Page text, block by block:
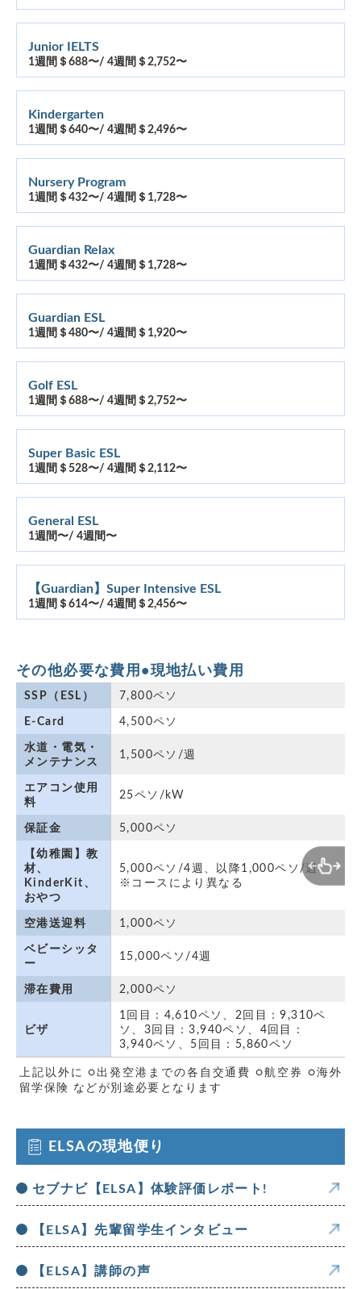
Junior IELTS
1週間＄688〜/ 4週間＄2,752〜
Kindergarten
1週間＄640〜/ 4週間＄2,496〜
Nursery Program
1週間＄432〜/ 4週間＄1,728〜
Guardian Relax
1週間＄432〜/ 4週間＄1,728〜
Guardian ESL
1週間＄480〜/ 4週間＄1,920〜
Golf ESL
1週間＄688〜/ 4週間＄2,752〜
Super Basic ESL
1週間＄528〜/ 4週間＄2,112〜
General ESL
1週間〜/ 4週間〜
【Guardian】Super Intensive ESL
1週間＄614〜/ 4週間＄2,456〜
その他必要な費用•現地払い費用
SSP（ESL） 7,800ペソ
E-Card 4,500ペソ
水道・電気・
メンテナンス
1,500ペソ/週
エアコン使用
料
25ペソ/kW
保証金 5,000ペソ
【幼稚園】教
材、
KinderKit、
おやつ
5,000ペソ/4週、以降1,000ペソ/週
※コースにより異なる
空港送迎料 1,000ペソ
ベビーシッタ
ー
15,000ペソ/4週
滞在費用 2,000ペソ
ビザ
1回目：4,610ペソ、2回目：9,310ペ
ソ、3回目：3,940ペソ、4回目：
3,940ペソ、5回目：5,860ペソ
上記以外に ○出発空港までの各自交通費 ○航空券 ○海外
留学保険 などが別途必要となります
ELSAの現地便り
セブナビ【ELSA】体験評価レポート!
【ELSA】先輩留学生インタビュー
【ELSA】講師の声